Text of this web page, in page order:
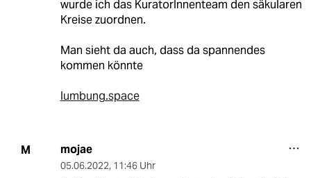
wurde ich das KuratorInnenteam den säkularen
Kreise zuordnen.
Man sieht da auch, dass da spannendes
kommen könnte
lumbung.space
M mojae
05.06.2022, 11:46 Uhr